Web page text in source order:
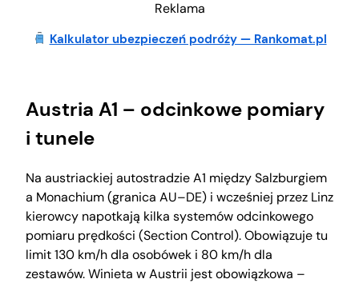
Reklama
Kalkulator ubezpieczeń podróży — Rankomat.pl
Austria A1 – odcinkowe pomiary
i tunele
Na austriackiej autostradzie A1 między Salzburgiem
a Monachium (granica AU–DE) i wcześniej przez Linz
kierowcy napotkają kilka systemów odcinkowego
pomiaru prędkości (Section Control). Obowiązuje tu
limit 130 km/h dla osobówek i 80 km/h dla
zestawów. Winieta w Austrii jest obowiązkowa –